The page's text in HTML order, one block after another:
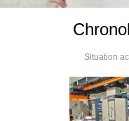
Situation